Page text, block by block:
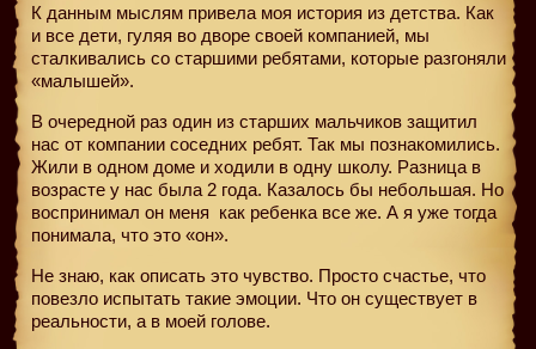
К данным мыслям привела моя история из детства. Как
и все дети, гуляя во дворе своей компанией, мы
сталкивались со старшими ребятами, которые разгоняли
«малышей».
В очередной раз один из старших мальчиков защитил
нас от компании соседних ребят. Так мы познакомились.
Жили в одном доме и ходили в одну школу. Разница в
возрасте у нас была 2 года. Казалось бы небольшая. Но
воспринимал он меня как ребенка все же. А я уже тогда
понимала, что это «он».
Не знаю, как описать это чувство. Просто счастье, что
повезло испытать такие эмоции. Что он существует в
реальности, а в моей голове.